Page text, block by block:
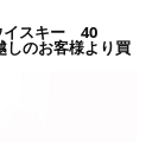
イスキー 40
のお客様より買